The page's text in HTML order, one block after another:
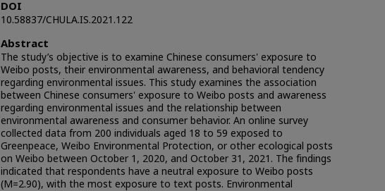
DOI
10.58837/CHULA.IS.2021.122
Abstract
The study’s objective is to examine Chinese consumers' exposure to
Weibo posts, their environmental awareness, and behavioral tendency
regarding environmental issues. This study examines the association
between Chinese consumers' exposure to Weibo posts and awareness
regarding environmental issues and the relationship between
environmental awareness and consumer behavior. An online survey
collected data from 200 individuals aged 18 to 59 exposed to
Greenpeace, Weibo Environmental Protection, or other ecological posts
on Weibo between October 1, 2020, and October 31, 2021. The findings
indicated that respondents have a neutral exposure to Weibo posts
(M=2.90), with the most exposure to text posts. Environmental